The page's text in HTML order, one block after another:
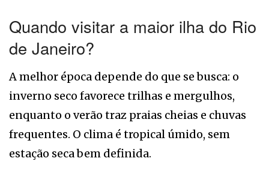
Quando visitar a maior ilha do Rio
de Janeiro?
A melhor época depende do que se busca: o
inverno seco favorece trilhas e mergulhos,
enquanto o verão traz praias cheias e chuvas
frequentes. O clima é tropical úmido, sem
estação seca bem definida.